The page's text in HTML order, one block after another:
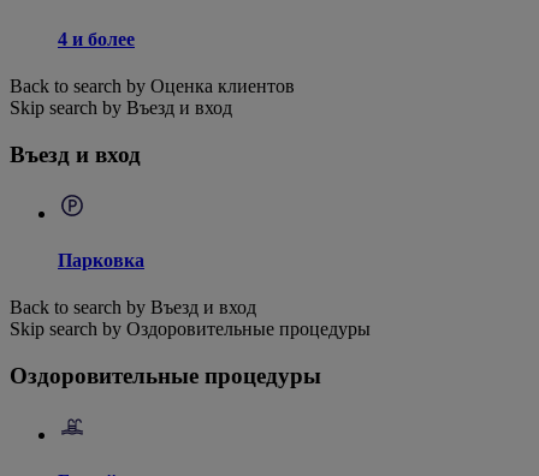
4 и более
Back to search by Оценка клиентов
Skip search by Въезд и вход
Въезд и вход
Парковка
Back to search by Въезд и вход
Skip search by Оздоровительные процедуры
Оздоровительные процедуры